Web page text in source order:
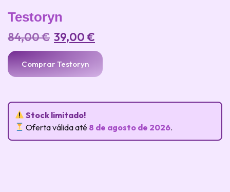
Testoryn
84,00€ 39,00€
Comprar Testoryn
Stock limitado!
Oferta válida até 8 de agosto de 2026.